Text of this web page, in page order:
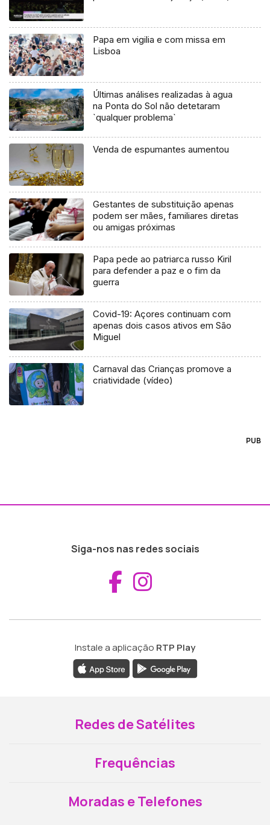
Papa em vigilia e com missa em
Lisboa
Últimas análises realizadas à agua
na Ponta do Sol não detetaram
`qualquer problema`
Venda de espumantes aumentou
Gestantes de substituição apenas
podem ser mães, familiares diretas
ou amigas próximas
Papa pede ao patriarca russo Kiril
para defender a paz e o fim da
guerra
Covid-19: Açores continuam com
apenas dois casos ativos em São
Miguel
Carnaval das Crianças promove a
criatividade (vídeo)
PUB
Siga-nos nas redes sociais
Aceder ao
Instale a aplicação RTP Play
Redes de Satélites
Frequências
Moradas e Telefones